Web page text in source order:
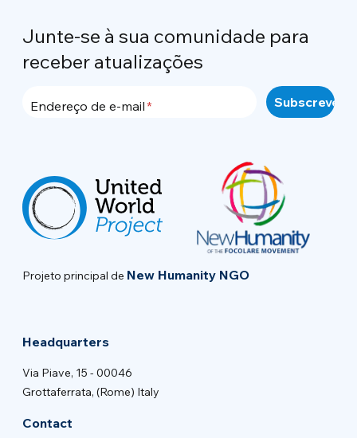
Junte-se à sua comunidade para
receber atualizações
Endereço de e-mail
Projeto principal de New Humanity NGO
Headquarters
Via Piave, 15 - 00046
Grottaferrata, (Rome) Italy
Contact